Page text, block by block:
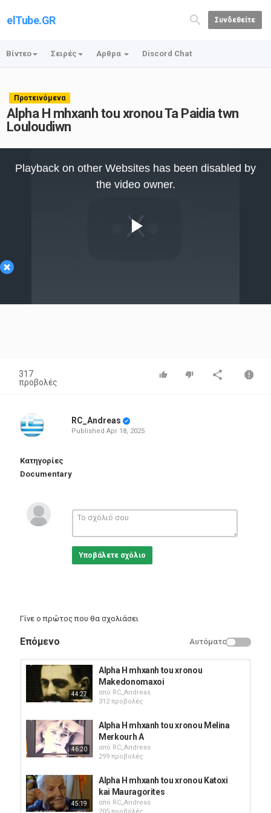
elTube.GR Συνδεθείτε
Βίντεο Σειρές Αρθρα Discord Chat
Προτεινόμενα
Alpha H mhxanh tou xronou Ta Paidia twn
Louloudiwn
×
Video
Playback on other Websites has been disabled by
the video owner.
317
προβολές
RC_Andreas
Published Apr 18, 2025
Κατηγορίες
Documentary
Υποβάλετε σχόλιο
Γίνε ο πρώτος που θα σχολιάσει
Επόμενο Αυτόματο
44:27
Alpha H mhxanh tou xronou
Makedonomaxoi
από RC_Andreas
312 προβολές
46:20
Alpha H mhxanh tou xronou Melina
Merkourh A
από RC_Andreas
299 προβολές
45:19
Alpha H mhxanh tou xronou Katoxi
kai Mauragorites
από RC_Andreas
205 προβολές